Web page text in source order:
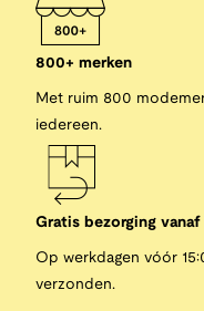
800+ merken
Met ruim 800
iedereen.
Gratis bezorging vanaf
Op werkdagen vóór
verzonden.